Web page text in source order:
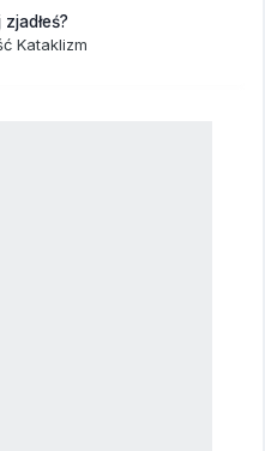
Kataklizm